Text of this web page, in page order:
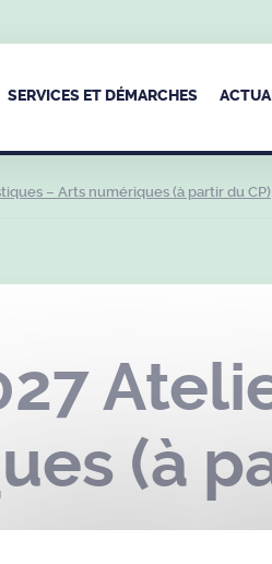
SERVICES ET DÉMARCHES
– Arts numériques (à partir du CP)
(à